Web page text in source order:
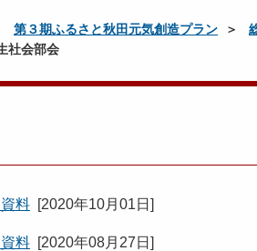
第３期ふるさと秋田元気創造プラン
社会部会
料 [2020年10月01日 ]
料 [2020年08月27日 ]